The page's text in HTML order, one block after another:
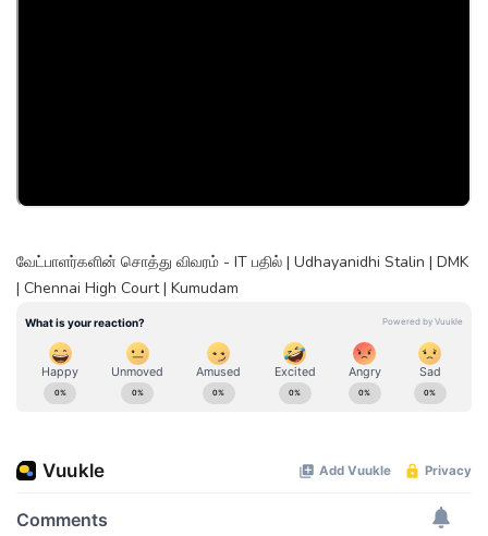
வேட்பாளர்களின் சொத்து விவரம் - IT பதில் | Udhayanidhi Stalin | DMK
| Chennai High Court | Kumudam